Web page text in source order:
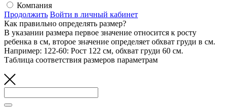
Компания
Продолжить Войти в личный кабинет
Как правильно определять размер?
В указании размера первое значение относится к росту
ребенка в см, второе значение определяет обхват груди в см.
Например: 122-60: Рост 122 см, обхват груди 60 см.
Таблица соответствия размеров параметрам